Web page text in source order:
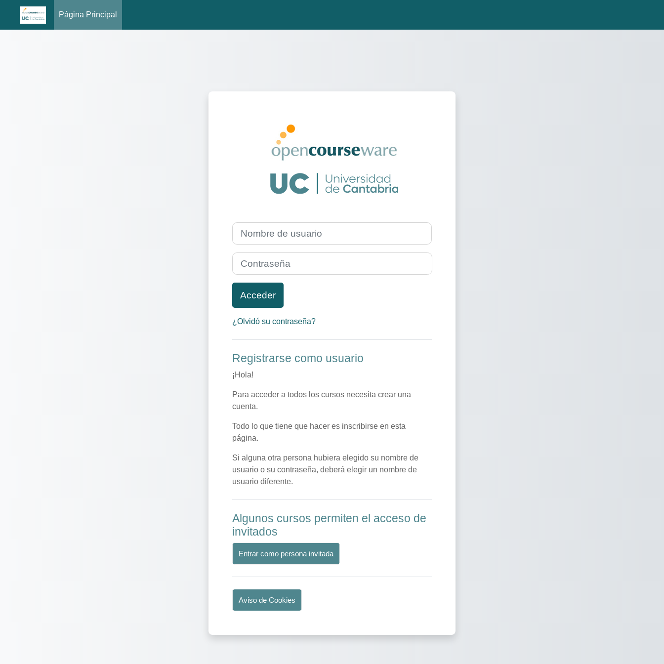
Página Principal
Nombre de usuario
Contraseña
Acceder
¿Olvidó su contraseña?
Registrarse como usuario
¡Hola!
Para acceder a todos los cursos necesita crear una
cuenta.
Todo lo que tiene que hacer es inscribirse en esta
página.
Si alguna otra persona hubiera elegido su nombre de
usuario o su contraseña, deberá elegir un nombre de
usuario diferente.
Algunos cursos permiten el acceso de
invitados
Entrar como persona invitada
Aviso de Cookies